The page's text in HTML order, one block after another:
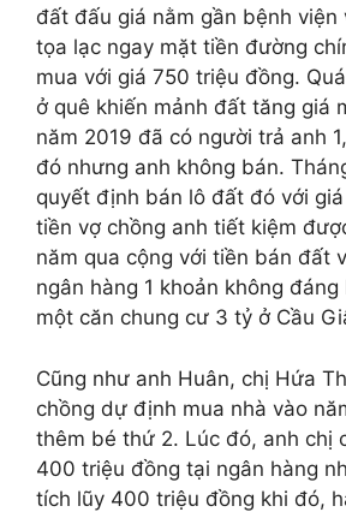
đất đấu giá nằm gần bệnh viện
tọa lạc ngay mặt tiền đường
mua với giá 750 triệu đồng.
ở quê khiến mảnh đất tăng giá
năm 2019 đã có người trả anh
đó nhưng anh không bán.
quyết định bán lô đất đó với
tiền vợ chồng anh tiết kiệm
năm qua cộng với tiền bán đất
ngân hàng 1 khoản không
một căn chung cư 3 tỷ ở Cầu
Cũng như anh Huân, chị Hứa
chồng dự định mua nhà vào
thêm bé thứ 2. Lúc đó, anh chị
400 triệu đồng tại ngân hàng
tích lũy 400 triệu đồng khi đó,